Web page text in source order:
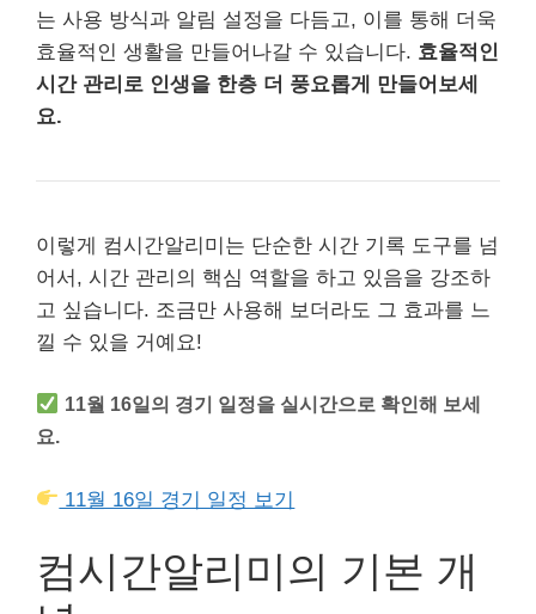
는 사용 방식과 알림 설정을 다듬고, 이를 통해 더욱
효율적인 생활을 만들어나갈 수 있습니다. 효율적인
시간 관리로 인생을 한층 더 풍요롭게 만들어보세
요.
이렇게 컴시간알리미는 단순한 시간 기록 도구를 넘
어서, 시간 관리의 핵심 역할을 하고 있음을 강조하
고 싶습니다. 조금만 사용해 보더라도 그 효과를 느
낄 수 있을 거예요!
11월 16일의 경기 일정을 실시간으로 확인해 보세
요.
11월 16일 경기 일정 보기
컴시간알리미의 기본 개